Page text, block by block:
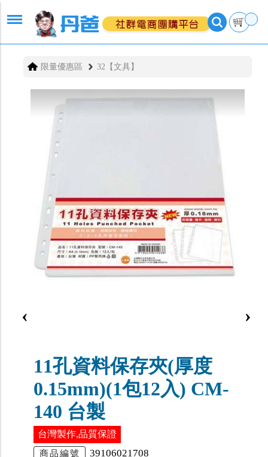
限量優惠區 32【文具】
‹ ›
11孔資料保存夾(厚度
0.15mm)(1包12入) CM-
140 台製
台灣製作,品質保證
商品編號 39106021708